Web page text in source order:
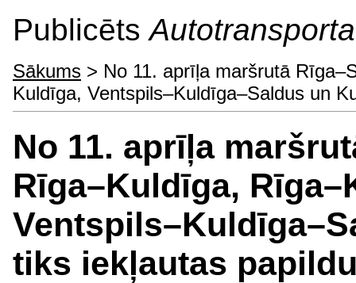
Publicēts
Sākums > No 11. aprīļa maršrutā
Kuldīga, Ventspils–Kuldīga–Saldus un
No 11. aprīļa
Rīga–Kuldīga,
tiks iekļautas